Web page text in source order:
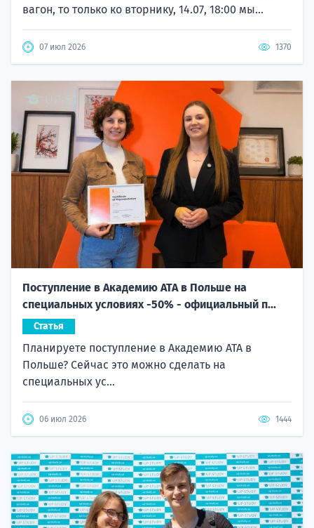
вагон, то только ко вторнику, 14.07, 18:00 мы...
07 июл 2026 1370
Поступление в Академию ATA в Польше на
специальных условиях -50% - официальный п...
Статья
Планируете поступление в Академию ATA в
Польше? Сейчас это можно сделать на
специальных ус...
06 июл 2026 1444